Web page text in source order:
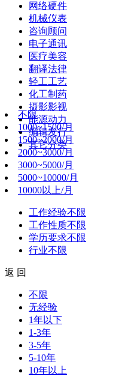
网络硬件
机械仪表
咨询顾问
电子通讯
医疗美容
翻译法律
轻工工艺
化工制药
摄影影视
能源动力
编辑发行
其它分类
不限
1000~1500/月
1500~2000/月
2000~3000/月
3000~5000/月
5000~10000/月
10000以上/月
工作经验不限
工作性质不限
学历要求不限
行业不限
返 回
不限
无经验
1年以下
1-3年
3-5年
5-10年
10年以上